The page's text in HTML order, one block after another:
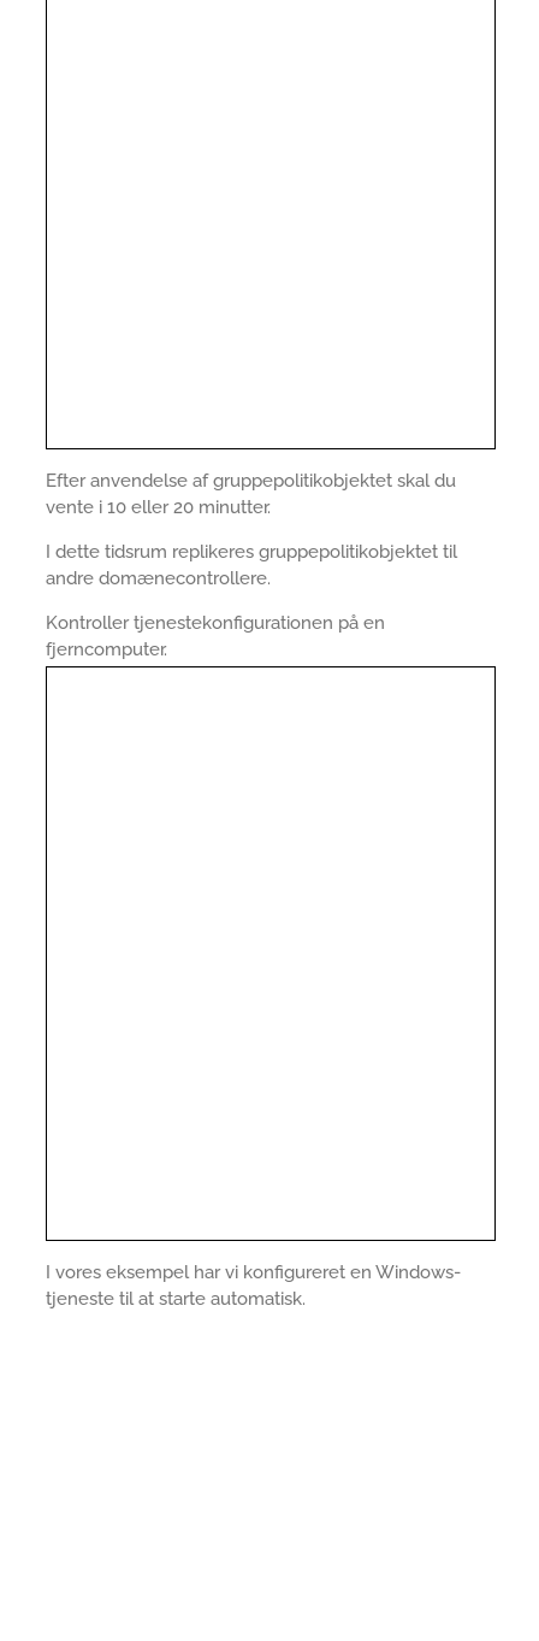
Efter anvendelse af gruppepolitikobjektet skal du
vente i 10 eller 20 minutter.
I dette tidsrum replikeres gruppepolitikobjektet til
andre domænecontrollere.
Kontroller tjenestekonfigurationen på en
fjerncomputer.
I vores eksempel har vi konfigureret en Windows-
tjeneste til at starte automatisk.